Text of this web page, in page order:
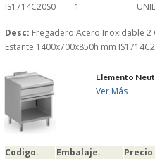
IS1714C20S0 1
Desc: Fregadero Acero Inoxidable 2
Estante 1400x700x850h mm
Elemento
Ver Más
Codigo. Embalaje. Precio